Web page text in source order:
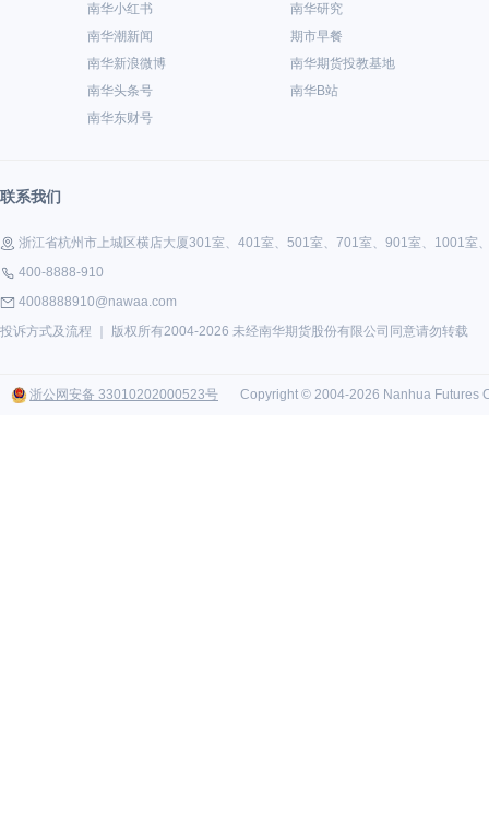
南华小红书
南华潮新闻
南华新浪微博
南华头条号
南华东财号
南华研究
期市早餐
南华期货投教基地
南华B站
联系我们
浙江省杭州市上城区横店大厦301室、401室、501室、701室、901室、1001室
400-8888-910
4008888910@nawaa.com
投诉方式及流程 ｜ 版权所有2004-2026 未经南华期货股份有限公司同意请勿转载
浙公网安备 33010202000523号 Copyright © 2004-2026 Nanhua Futures